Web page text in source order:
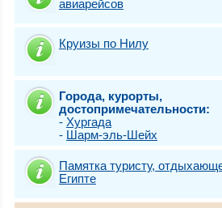
авиарейсов
Круизы по Нилу
Города, курорты,
достопримечательности:
- Хургада
- Шарм-эль-Шейх
Памятка туристу,
Египте